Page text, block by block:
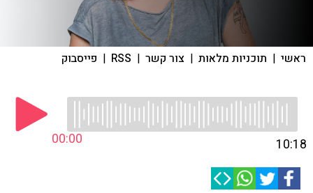
ראשי | תוכניות מלאות | צור קשר |
RSS
| פייסבוק
00:00 10:18